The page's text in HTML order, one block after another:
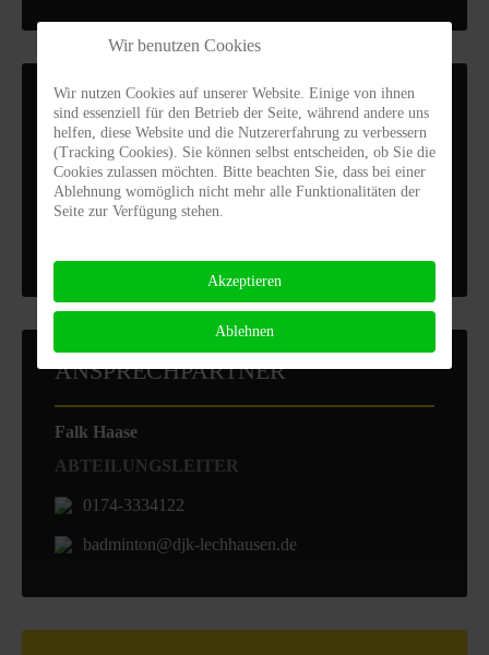
TRAININGSORT
Turnhalle der Pankratiusschule
Kurt-Schumacher-Str. 69a
ANSPRECHPARTNER
Falk Haase
ABTEILUNGSLEITER
0174-3334122
badminton@djk-lechhausen.de
Wir benutzen Cookies
Wir nutzen Cookies auf unserer Website. Einige von ihnen
sind essenziell für den Betrieb der Seite, während andere uns
helfen, diese Website und die Nutzererfahrung zu verbessern
(Tracking Cookies). Sie können selbst entscheiden, ob Sie die
Cookies zulassen möchten. Bitte beachten Sie, dass bei einer
Ablehnung womöglich nicht mehr alle Funktionalitäten der
Seite zur Verfügung stehen.
Akzeptieren
Ablehnen